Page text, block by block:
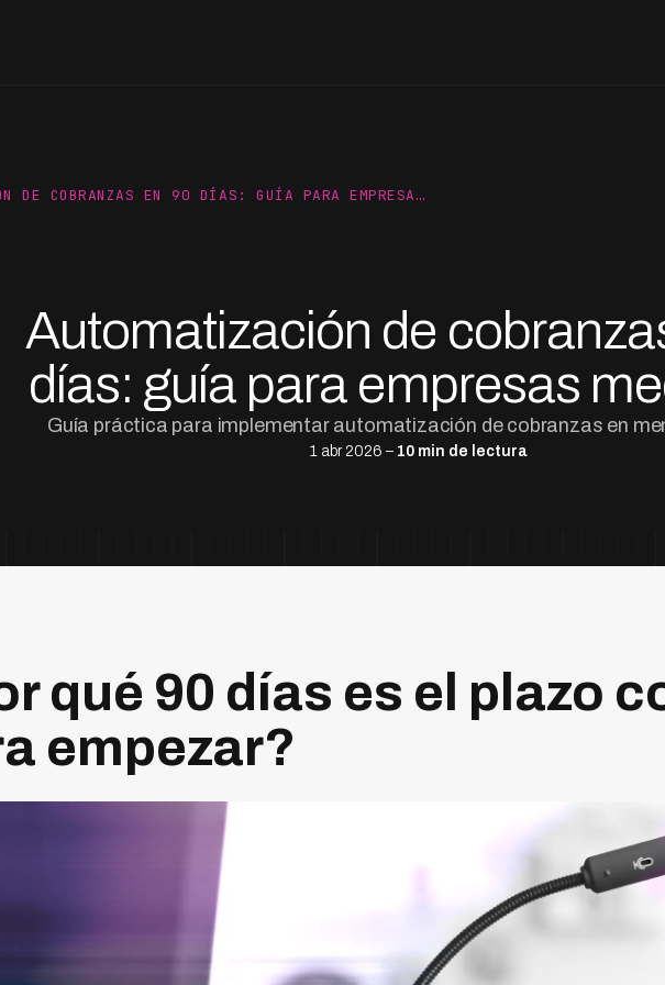
DE COBRANZAS EN 90 DÍAS: GUÍA PARA EMPRESA…
Automatización de
días: guía para empresas
Guía práctica para implementar automatización de cobranzas en
1 abr 2026 – 10 min de lectura
qué 90 días es el plazo
empezar?